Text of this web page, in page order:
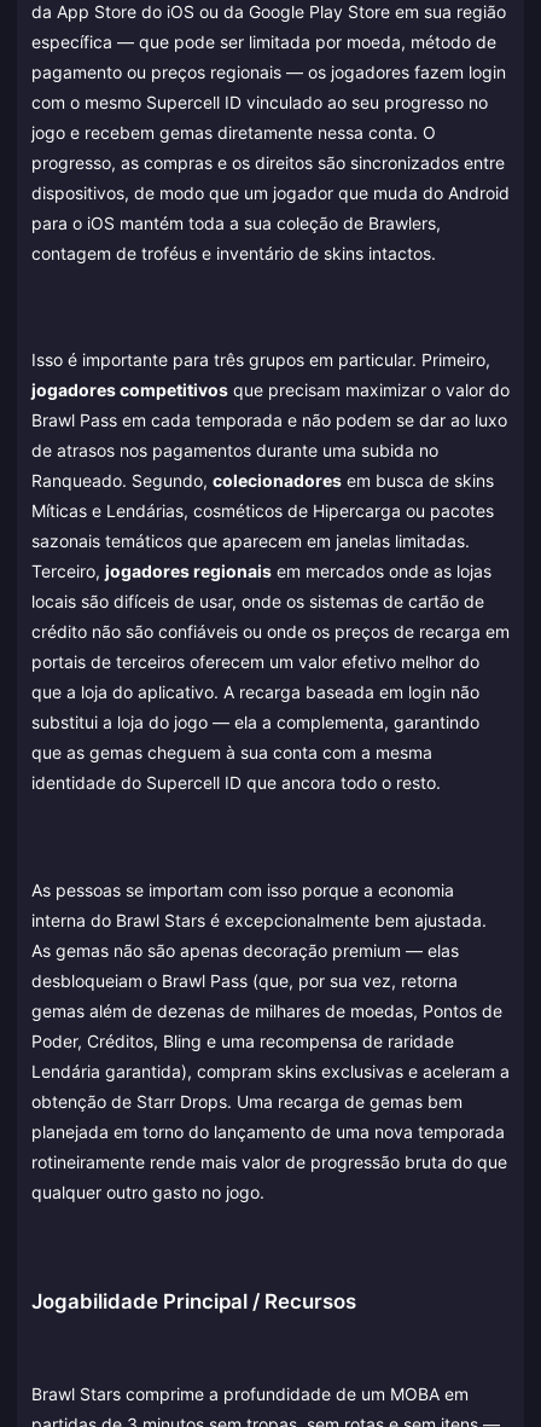
da App Store do iOS ou da Google Play Store em sua região
específica — que pode ser limitada por moeda, método de
pagamento ou preços regionais — os jogadores fazem login
com o mesmo Supercell ID vinculado ao seu progresso no
jogo e recebem gemas diretamente nessa conta. O
progresso, as compras e os direitos são sincronizados entre
dispositivos, de modo que um jogador que muda do Android
para o iOS mantém toda a sua coleção de Brawlers,
contagem de troféus e inventário de skins intactos.
Isso é importante para três grupos em particular. Primeiro,
jogadores competitivos que precisam maximizar o valor do
Brawl Pass em cada temporada e não podem se dar ao luxo
de atrasos nos pagamentos durante uma subida no
Ranqueado. Segundo, colecionadores em busca de skins
Míticas e Lendárias, cosméticos de Hipercarga ou pacotes
sazonais temáticos que aparecem em janelas limitadas.
Terceiro, jogadores regionais em mercados onde as lojas
locais são difíceis de usar, onde os sistemas de cartão de
crédito não são confiáveis ou onde os preços de recarga em
portais de terceiros oferecem um valor efetivo melhor do
que a loja do aplicativo. A recarga baseada em login não
substitui a loja do jogo — ela a complementa, garantindo
que as gemas cheguem à sua conta com a mesma
identidade do Supercell ID que ancora todo o resto.
As pessoas se importam com isso porque a economia
interna do Brawl Stars é excepcionalmente bem ajustada.
As gemas não são apenas decoração premium — elas
desbloqueiam o Brawl Pass (que, por sua vez, retorna
gemas além de dezenas de milhares de moedas, Pontos de
Poder, Créditos, Bling e uma recompensa de raridade
Lendária garantida), compram skins exclusivas e aceleram a
obtenção de Starr Drops. Uma recarga de gemas bem
planejada em torno do lançamento de uma nova temporada
rotineiramente rende mais valor de progressão bruta do que
qualquer outro gasto no jogo.
Jogabilidade Principal / Recursos
Brawl Stars comprime a profundidade de um MOBA em